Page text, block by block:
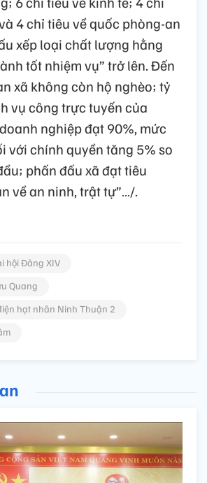
4 chỉ tiêu về quốc phòng-an
xếp loại chất lượng hằng
tốt nhiệm vụ” trở lên. Đến
xã không còn hộ nghèo; tỷ
vụ công trực tuyến của
nghiệp đạt 90%, mức
với chính quyền tăng 5% so
phấn đấu xã đạt tiêu
về an ninh, trật tự”…/.
hội Đảng XIV
Quang
hạt nhân Ninh Thuận 2